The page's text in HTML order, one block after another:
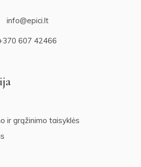
info@epici.lt
607 42466
ir grąžinimo taisyklės